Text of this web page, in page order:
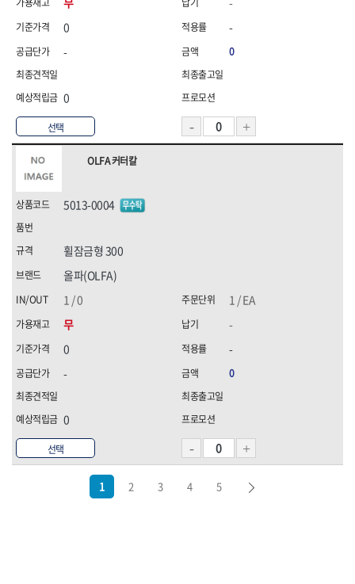
선택
0
-
0
-
0
선택
OLFA 커터칼
5013-0004
올파(OLFA)
1 / EA
무
0
-
0
휠잠금형 300
1 / 0
-
-
0
1 2 3 4 5